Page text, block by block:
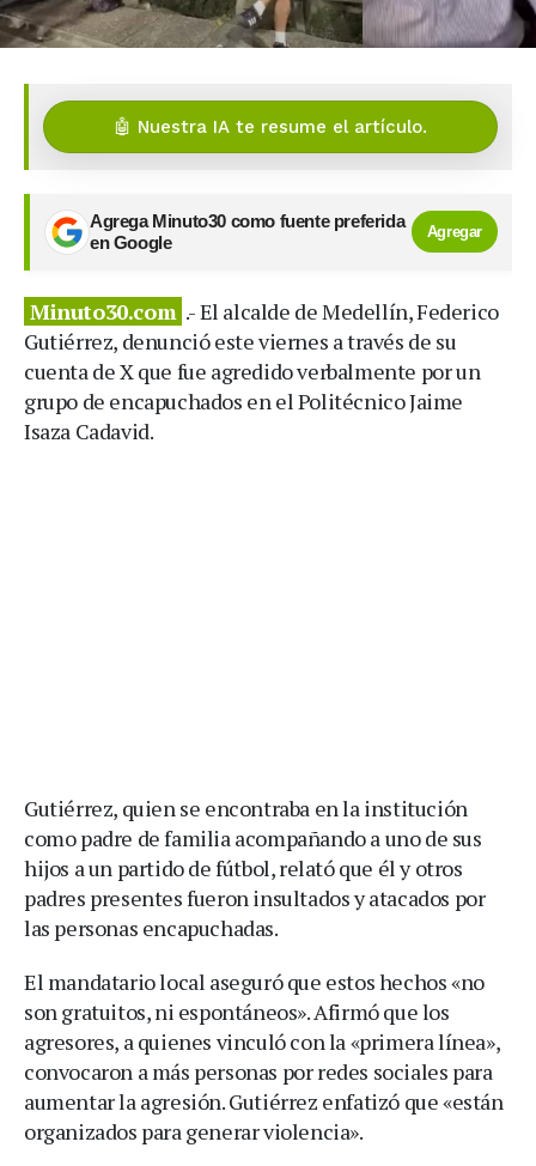
🤖 Nuestra IA te resume el artículo.
Agrega Minuto30 como fuente preferida
en Google
Agregar
Minuto30.com .- El alcalde de Medellín, Federico
Gutiérrez, denunció este viernes a través de su
cuenta de X que fue agredido verbalmente por un
grupo de encapuchados en el Politécnico Jaime
Isaza Cadavid.
Gutiérrez, quien se encontraba en la institución
como padre de familia acompañando a uno de sus
hijos a un partido de fútbol, relató que él y otros
padres presentes fueron insultados y atacados por
las personas encapuchadas.
El mandatario local aseguró que estos hechos «no
son gratuitos, ni espontáneos». Afirmó que los
agresores, a quienes vinculó con la «primera línea»,
convocaron a más personas por redes sociales para
aumentar la agresión. Gutiérrez enfatizó que «están
organizados para generar violencia».